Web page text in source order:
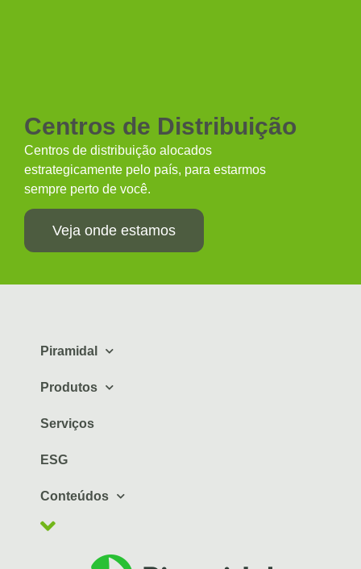
Centros de Distribuição
Centros de distribuição alocados
estrategicamente pelo país, para estarmos
sempre perto de você.
Veja onde estamos
Piramidal
Produtos
Serviços
ESG
Conteúdos